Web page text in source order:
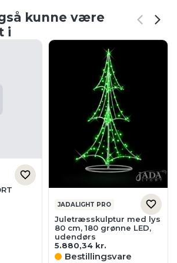
kunne være
i
JADALIGHT PRO
Juletræsskulptur med lys
80 cm, 180 grønne LED,
udendørs
5.880,34 kr.
Bestillingsvare